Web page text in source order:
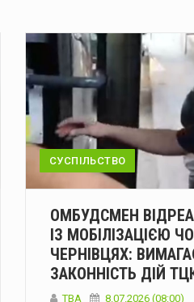
рух на трьох вулицях
чоловіка, який
проти рф Нова
серпневу спеку без
згадок 1158 року до
зі США про
СУСПІЛЬСТВО
ОМБУДСМЕН
ІЗ МОБІЛІЗАЦІЄЮ
ЧЕРНІВЦЯХ:
ЗАКОННІСТЬ ДІЙ
ТВА 8.07.2026 (08:00)